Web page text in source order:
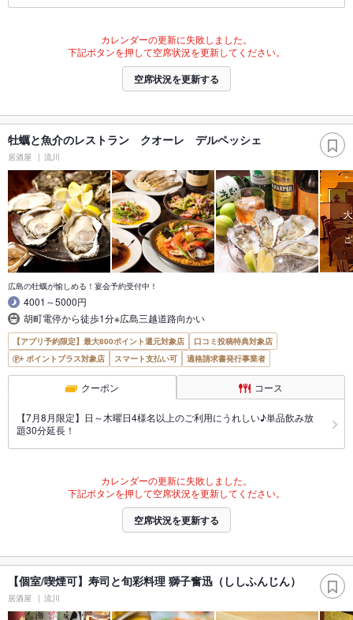
カレンダーの更新に失敗しました。
下記ボタンを押して空席状況を更新してください。
空席状況を更新する
牡蠣と魚介のレストラン クオーレ デルペッシェ
居酒屋 流川
広島の牡蠣が愉しめる！宴会予約受付中！
4001～5000円
胡町電停から徒歩1分※広島三越道路向かい
【アプリ予約限定】最大800ポイント還元対象店
口コミ投稿特典対象店
ポイントプラス対象店
スマート支払い可 適格請求書発行事業者
クーポン コース
【7月8月限定】日～木曜日4様名以上のご利用にうれしい♪単品飲み放
題30分延長！
カレンダーの更新に失敗しました。
下記ボタンを押して空席状況を更新してください。
空席状況を更新する
【個室/喫煙可】寿司と旬彩料理 獅子奮迅（ししふんじん）
居酒屋 流川